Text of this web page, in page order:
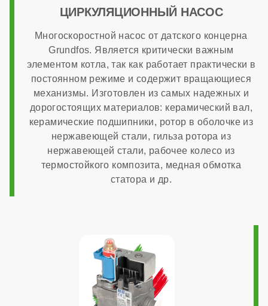
Максимальный расход природного газа
3,23 м³/час
Страна производства
Италия
Расчетный срок службы
450x382x837 мм
ЦИРКУЛЯЦИОННЫЙ НАСОС
Многоскоростной насос от датского концерна
Grundfos. Является критически важным
элементом котла, так как работает практически в
постоянном режиме и содержит вращающиеся
механизмы. Изготовлен из самых надежных и
дорогостоящих материалов: керамический вал,
керамические подшипники, ротор в оболочке из
нержавеющей стали, гильза ротора из
нержавеющей стали, рабочее колесо из
термостойкого композита, медная обмотка
статора и др.